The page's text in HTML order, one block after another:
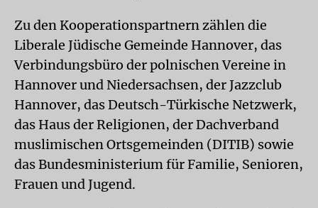
Zu den Kooperationspartnern zählen die
Liberale Jüdische Gemeinde Hannover, das
Verbindungsbüro der polnischen Vereine in
Hannover und Niedersachsen, der Jazzclub
Hannover, das Deutsch-Türkische Netzwerk,
das Haus der Religionen, der Dachverband
muslimischen Ortsgemeinden (DITIB) sowie
das Bundesministerium für Familie, Senioren,
Frauen und Jugend.